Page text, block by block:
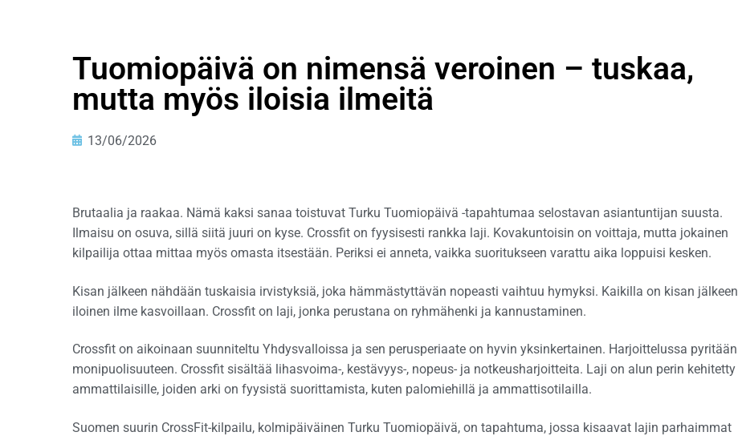
Tuomiopäivä on nimensä veroinen – tuskaa,
mutta myös iloisia ilmeitä
13/06/2026
Brutaalia ja raakaa. Nämä kaksi sanaa toistuvat Turku Tuomiopäivä -tapahtumaa selostavan asiantuntijan suusta.
Ilmaisu on osuva, sillä siitä juuri on kyse. Crossfit on fyysisesti rankka laji. Kovakuntoisin on voittaja, mutta jokainen
kilpailija ottaa mittaa myös omasta itsestään. Periksi ei anneta, vaikka suoritukseen varattu aika loppuisi kesken.
Kisan jälkeen nähdään tuskaisia irvistyksiä, joka hämmästyttävän nopeasti vaihtuu hymyksi. Kaikilla on kisan jälkeen
iloinen ilme kasvoillaan. Crossfit on laji, jonka perustana on ryhmähenki ja kannustaminen.
Crossfit on aikoinaan suunniteltu Yhdysvalloissa ja sen perusperiaate on hyvin yksinkertainen. Harjoittelussa pyritään
monipuolisuuteen. Crossfit sisältää lihasvoima-, kestävyys-, nopeus- ja notkeusharjoitteita. Laji on alun perin kehitetty
ammattilaisille, joiden arki on fyysistä suorittamista, kuten palomiehillä ja ammattisotilailla.
Suomen suurin CrossFit-kilpailu, kolmipäiväinen Turku Tuomiopäivä, on tapahtuma, jossa kisaavat lajin parhaimmat